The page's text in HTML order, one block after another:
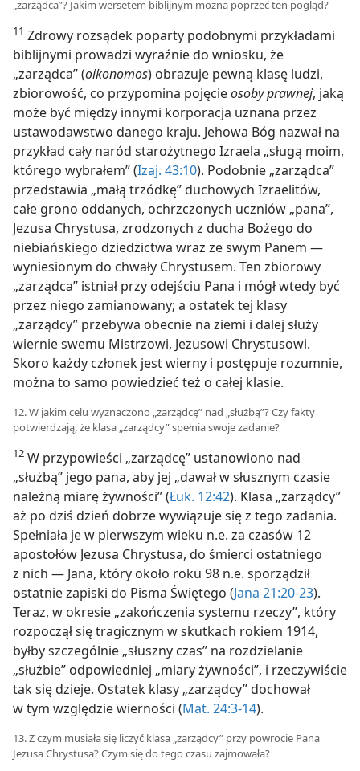
„zarządca”? Jakim wersetem biblijnym można poprzeć ten pogląd?
11 Zdrowy rozsądek poparty podobnymi przykładami
biblijnymi prowadzi wyraźnie do wniosku, że
„zarządca” (oikonomos) obrazuje pewną klasę ludzi,
zbiorowość, co przypomina pojęcieosoby prawnej, jaką
może być między innymi korporacja uznana przez
ustawodawstwo danego kraju. Jehowa Bóg nazwał na
przykład cały naród starożytnego Izraela „sługą moim,
którego wybrałem” (Izaj. 43:10). Podobnie „zarządca”
przedstawia „małą trzódkę” duchowych Izraelitów,
całe grono oddanych, ochrzczonych uczniów „pana”,
Jezusa Chrystusa, zrodzonych z ducha Bożego do
niebiańskiego dziedzictwa wraz ze swym Panem —
wyniesionym do chwały Chrystusem. Ten zbiorowy
„zarządca” istniał przy odejściu Pana i mógł wtedy być
przez niego zamianowany; a ostatek tej klasy
„zarządcy” przebywa obecnie na ziemi i dalej służy
wiernie swemu Mistrzowi, Jezusowi Chrystusowi.
Skoro każdy członek jest wierny i postępuje rozumnie,
można to samo powiedzieć też o całej klasie.
12. W jakim celu wyznaczono „zarządcę” nad „służbą”? Czy fakty
potwierdzają, że klasa „zarządcy” spełnia swoje zadanie?
12 W przypowieści „zarządcę” ustanowiono nad
„służbą” jego pana, aby jej „dawał w słusznym czasie
należną miarę żywności” (Łuk. 12:42). Klasa „zarządcy”
aż po dziś dzień dobrze wywiązuje się z tego zadania.
Spełniała je w pierwszym wieku n.e. za czasów 12
apostołów Jezusa Chrystusa, do śmierci ostatniego
z nich — Jana, który około roku 98 n.e. sporządził
ostatnie zapiski do Pisma Świętego (Jana 21:20-23).
Teraz, w okresie „zakończenia systemu rzeczy”, który
rozpoczął się tragicznym w skutkach rokiem 1914,
byłby szczególnie „słuszny czas” na rozdzielanie
„służbie” odpowiedniej „miary żywności”, i rzeczywiście
tak się dzieje. Ostatek klasy „zarządcy” dochował
w tym względzie wierności (Mat. 24:3-14).
13. Z czym musiała się liczyć klasa „zarządcy” przy powrocie Pana
Jezusa Chrystusa? Czym się do tego czasu zajmowała?